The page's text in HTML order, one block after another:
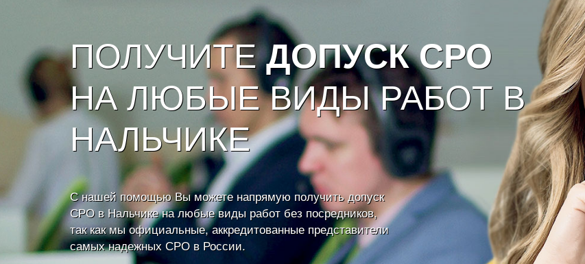
ПОЛУЧИТЕДОПУСК СРО
НА ЛЮБЫЕ ВИДЫ РАБОТ В
НАЛЬЧИКЕ
С нашей помощью Вы можете напрямую получить допуск
СРО в Нальчике на любые виды работ без посредников,
так как мы официальные, аккредитованные представители
самых надежных СРО в России.